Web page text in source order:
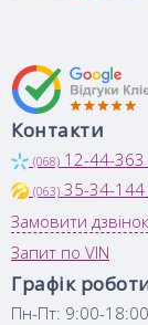
Контакти
(068) 12-44-363
(063) 35-34-144
Замовити дзвінок
Запит по VIN
Графік
Пн-Пт: 9:00-18:00